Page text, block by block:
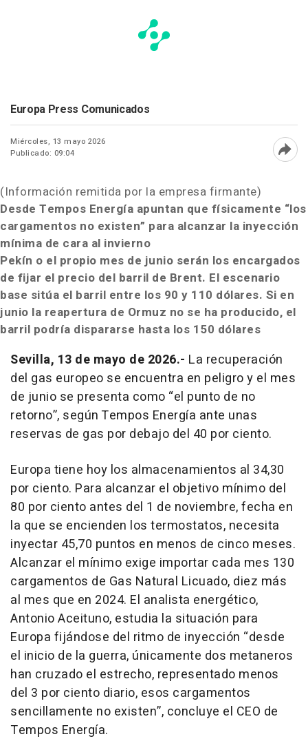
Europa Press Comunicados
Miércoles, 13 mayo 2026
Publicado: 09:04
(Información remitida por la empresa firmante)
Desde Tempos Energía apuntan que físicamente “los
cargamentos no existen” para alcanzar la inyección
mínima de cara al invierno
Pekín o el propio mes de junio serán los encargados
de fijar el precio del barril de Brent. El escenario
base sitúa el barril entre los 90 y 110 dólares. Si en
junio la reapertura de Ormuz no se ha producido, el
barril podría dispararse hasta los 150 dólares
Sevilla, 13 de mayo de 2026.- La recuperación
del gas europeo se encuentra en peligro y el mes
de junio se presenta como “el punto de no
retorno”, según Tempos Energía ante unas
reservas de gas por debajo del 40 por ciento.
Europa tiene hoy los almacenamientos al 34,30
por ciento. Para alcanzar el objetivo mínimo del
80 por ciento antes del 1 de noviembre, fecha en
la que se encienden los termostatos, necesita
inyectar 45,70 puntos en menos de cinco meses.
Alcanzar el mínimo exige importar cada mes 130
cargamentos de Gas Natural Licuado, diez más
al mes que en 2024. El analista energético,
Antonio Aceituno, estudia la situación para
Europa fijándose del ritmo de inyección “desde
el inicio de la guerra, únicamente dos metaneros
han cruzado el estrecho, representado menos
del 3 por ciento diario, esos cargamentos
sencillamente no existen”, concluye el CEO de
Tempos Energía.